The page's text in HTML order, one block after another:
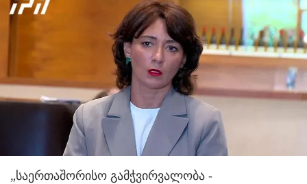
„საერთაშორისო გამჭვირვალობა -